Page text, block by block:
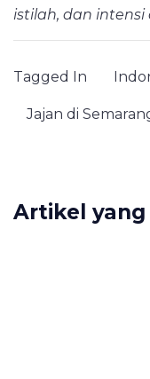
istilah, dan intensi
Tagged In
Jajan di
Artikel yang